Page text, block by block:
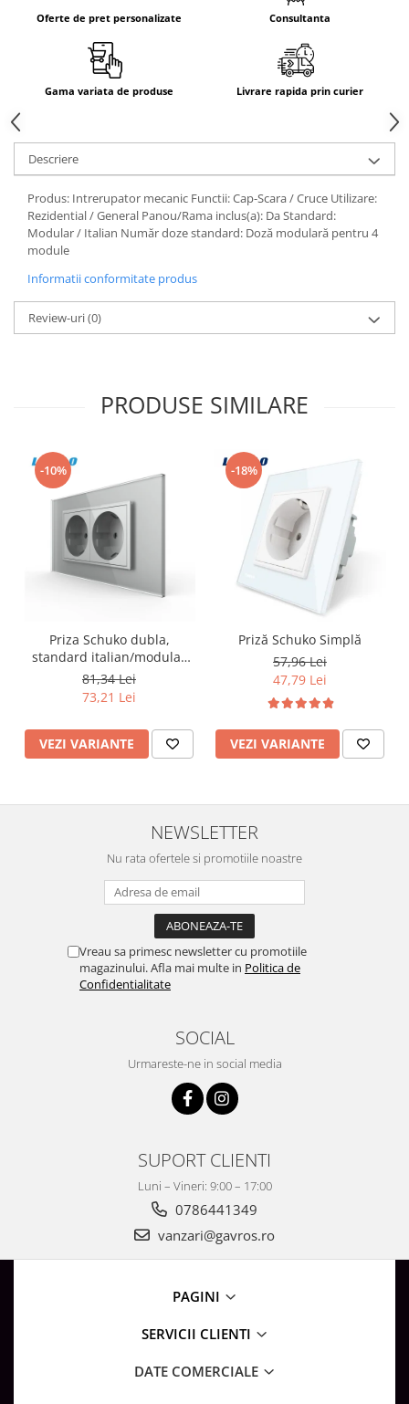
Oferte de pret personalizate Consultanta
Gama variata de produse Livrare rapida prin curier
Descriere
Produs: Intrerupator mecanic Functii: Cap-Scara / Cruce Utilizare:
Rezidential / General Panou/Rama inclus(a): Da Standard:
Modular / Italian Număr doze standard: Doză modulară pentru 4
module
Informatii conformitate produs
Review-uri(0)
PRODUSE SIMILARE
-10%
Priza Schuko dubla,
standard italian/modular
4M
81,34 Lei
73,21 Lei
VEZI VARIANTE
-18%
Priză Schuko Simplă
57,96 Lei
47,79 Lei
VEZI VARIANTE
NEWSLETTER
Nu rata ofertele si promotiile noastre
Vreau sa primesc newsletter cu promotiile
magazinului. Afla mai multe in Politica de
Confidentialitate
SOCIAL
Urmareste-ne in social media
SUPORT CLIENTI
Luni – Vineri: 9:00 – 17:00
0786441349
vanzari@gavros.ro
PAGINI
SERVICII CLIENTI
DATE COMERCIALE